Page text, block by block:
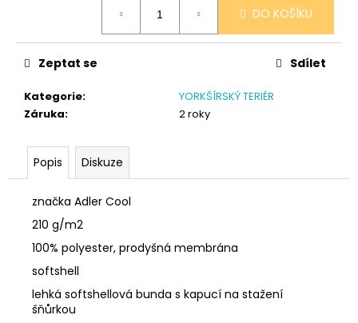
DO KOŠÍKU
Kategorie:
YORKŠÍRSKÝ TERIÉR
Záruka: 2 roky
Zeptat se Sdílet
Popis Diskuze
značka Adler Cool
210 g/m2
100% polyester, prodyšná membrána
softshell
lehká softshellová bunda s kapucí na stažení
šňůrkou
SÓJOVÁ
SVÍČKA
CITRON
400